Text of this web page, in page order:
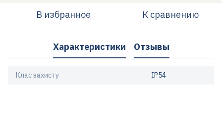
В избранное К сравнению
Характеристики Отзывы
Клас захисту IP54